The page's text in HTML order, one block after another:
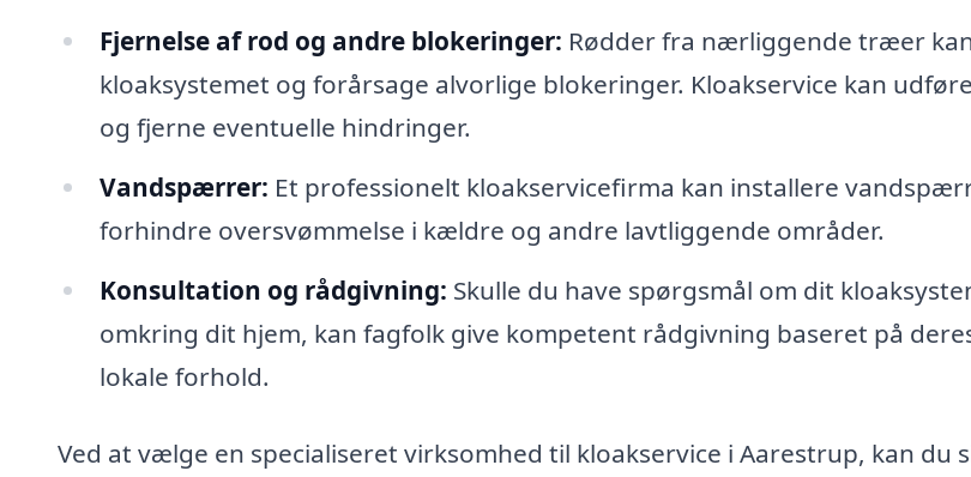
Fjernelse af rod og andre blokeringer: Rødder fra nærliggende træer
kloaksystemet og forårsage alvorlige blokeringer. Kloakservice kan
og fjerne eventuelle hindringer.
Vandspærrer: Et professionelt kloakservicefirma kan installere
forhindre oversvømmelse i kældre og andre lavtliggende områder.
Konsultation og rådgivning: Skulle du have spørgsmål om dit
omkring dit hjem, kan fagfolk give kompetent rådgivning baseret på
lokale forhold.
Ved at vælge en specialiseret virksomhed til kloakservice i Aarestrup, kan du